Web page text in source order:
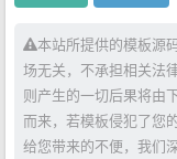
本站所提供的模板源
场无关，不承担相关法
则产生的一切后果将由
而来，若模板侵犯了您
给您带来的不便，我们